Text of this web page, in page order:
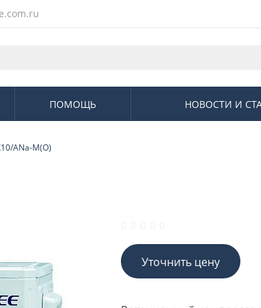
ПОМОЩЬ НОВОСТИ И
ANa-M(O)
Уточнить цену